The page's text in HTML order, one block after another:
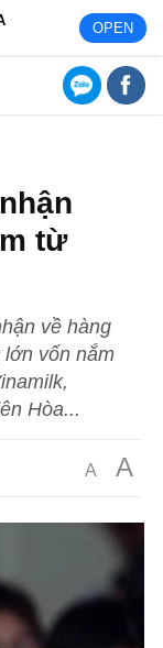
OPEN
từ
về hàng
vốn nắm
Hòa...
A A